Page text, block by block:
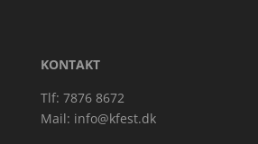
KONTAKT
Tlf: 7876 8672
Mail: info@kfest.dk